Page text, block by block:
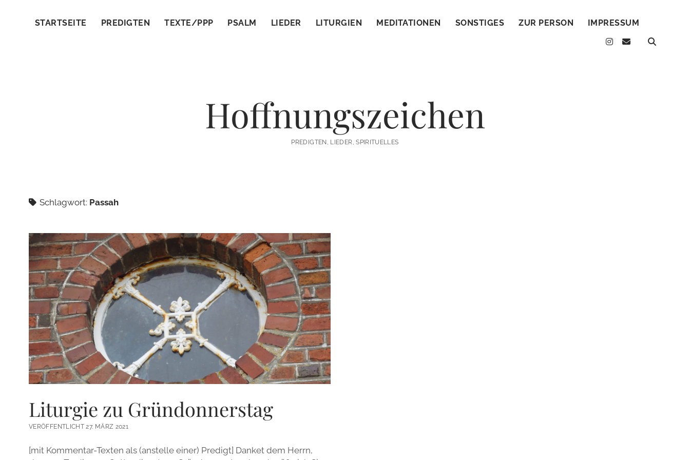
STARTSEITE PREDIGTEN TEXTE/PPP PSALM LIEDER LITURGIEN MEDITATIONEN SONSTIGES ZUR PERSON
IMPRESSUM
instagram
email
Hoffnungszeichen
PREDIGTEN, LIEDER, SPIRITUELLES
Schlagwort: Passah
Liturgie zu Gründonnerstag
VERÖFFENTLICHT 27. MÄRZ 2021
[mit Kommentar-Texten als (anstelle einer) Predigt] Danket dem Herrn,